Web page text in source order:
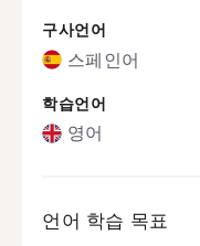
구사언어
스페인어
학습언어
영어
언어 학습 목표